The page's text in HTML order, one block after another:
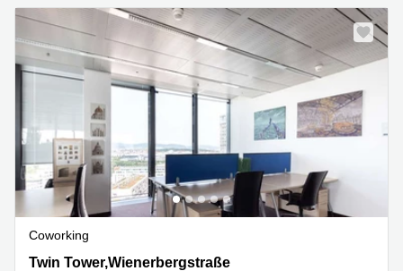
Coworking
Twin Tower,Wienerbergstraße 11/12A, Wien
Twin Tower,Wienerbergstraße